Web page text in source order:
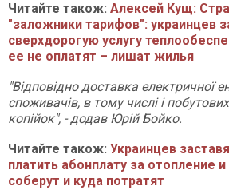
Читайте також: Алексей Кущ:
"заложники тарифов": украинцев
сверхдорогую услугу
ее не оплатят – лишат жилья
"Відповідно доставка електричної
споживачів, в тому числі і
копійок", - додав Юрій Бойко.
Читайте також: Украинцев
платить абонплату за отопление
соберут и куда потратят